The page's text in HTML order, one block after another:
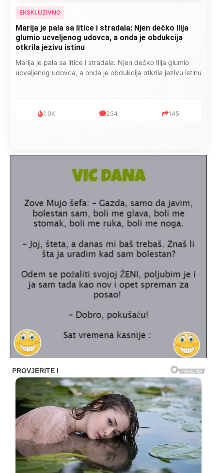
EKSKLUZIVNO
Marija je pala sa litice i stradala: Njen dečko Ilija
glumio ucveljenog udovca, a onda je obdukcija
otkrila jezivu istinu
Marija je pala sa litice i stradala: Njen dečko Ilija glumio
ucveljenog udovca, a onda je obdukcija otkrila jezivu istinu
1.0K 234 145